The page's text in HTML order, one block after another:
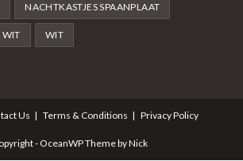
NACHTKASTJES SPAANPLAAT
WIT WIT
Us Terms & Conditions Privacy Policy
- OceanWP Theme by Nick